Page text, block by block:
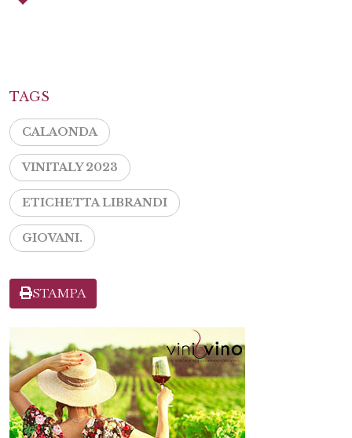
TAGS
CALAONDA
VINITALY 2023
ETICHETTA LIBRANDI
GIOVANI.
STAMPA